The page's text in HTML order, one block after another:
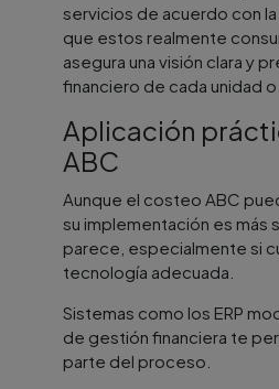
servicios de acuerdo con
que estos realmente
asegura una visión clara y
financiero de cada unidad o
Aplicación
ABC
Aunque el costeo ABC
su implementación es más
parece, especialmente si
tecnología adecuada.
Sistemas como los ERP
de gestión financiera te
parte del proceso.